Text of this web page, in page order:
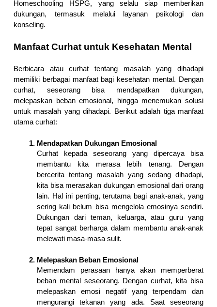
Homeschooling HSPG, yang selalu siap memberikan
dukungan, termasuk melalui layanan psikologi dan
konseling.
Manfaat Curhat untuk Kesehatan Mental
Berbicara atau curhat tentang masalah yang dihadapi
memiliki berbagai manfaat bagi kesehatan mental. Dengan
curhat, seseorang bisa mendapatkan dukungan,
melepaskan beban emosional, hingga menemukan solusi
untuk masalah yang dihadapi. Berikut adalah tiga manfaat
utama curhat:
Mendapatkan Dukungan Emosional
Curhat kepada seseorang yang dipercaya bisa
membantu kita merasa lebih tenang. Dengan
bercerita tentang masalah yang sedang dihadapi,
kita bisa merasakan dukungan emosional dari orang
lain. Hal ini penting, terutama bagi anak-anak, yang
sering kali belum bisa mengelola emosinya sendiri.
Dukungan dari teman, keluarga, atau guru yang
tepat sangat berharga dalam membantu anak-anak
melewati masa-masa sulit.
Melepaskan Beban Emosional
Memendam perasaan hanya akan memperberat
beban mental seseorang. Dengan curhat, kita bisa
melepaskan emosi negatif yang terpendam dan
mengurangi tekanan yang ada. Saat seseorang